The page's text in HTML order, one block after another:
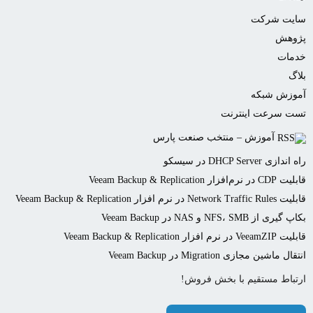
ابزار بازرسی کانکتور
VFL
سورس
دستگاه فیوژن
کیف تمیز کننده و کیت ابزار
ابزار ها و تجهیزات جانبی
تجهیزات اکتیو شبکه
سایت شرکت
پژوهش
خدمات
بلاگ
آموزش شبکه
تست سرعت اینترنت
آموزش – منتخب صنعت پارس
راه اندازی DHCP Server در سیسکو
قابلیت CDP در نرم‌افزار Veeam Backup & Replication
قابلیت Network Traffic Rules در نرم افزار Veeam Backup & Replication
بکاپ گیری از NFS، SMB و NAS در Veeam Backup
قابلیت VeeamZIP در نرم افزار Veeam Backup & Replication
انتقال ماشین مجازی Migration در Veeam Backup
ارتباط مستقیم با بخش فروش!